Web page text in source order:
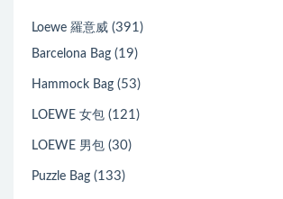
Loewe 羅意威 (391)
Barcelona Bag (19)
Hammock Bag (53)
LOEWE 女包 (121)
LOEWE 男包 (30)
Puzzle Bag (133)